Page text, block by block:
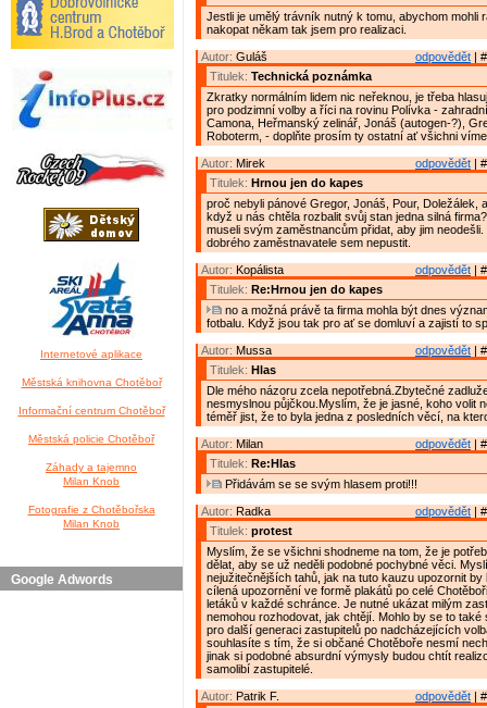
Internetové aplikace
Městská knihovna Chotěboř
Informační centrum Chotěboř
Městská policie Chotěboř
Záhady a tajemno
Milan Knob
Fotografie z Chotěbořska
Milan Knob
Google Adwords
Jestli je umělý trávník nutný k tomu, abychom mohli
nakopat někam tak jsem pro realizaci.
odpovědět |
Autor: Guláš
Titulek: Technická poznámka
Zkratky normálním lidem nic neřeknou, je třeba
pro podzimní volby a říci na rovinu Polívka -
Camona, Heřmanský zelinář, Jonáš (autogen-?),
Roboterm, - doplňte prosím ty ostatní ať všichni
odpovědět |
Autor: Mirek
Titulek: Hrnou jen do kapes
proč nebyli pánové Gregor, Jonáš, Pour, Doležálek,
když u nás chtěla rozbalit svůj stan jedna silná
museli svým zaměstnancům přidat, aby jim neodešli.
dobrého zaměstnavatele sem nepustit.
odpovědět |
Autor: Kopálista
Titulek: Re:Hrnou jen do kapes
no a možná právě ta firma mohla být dnes
fotbalu. Když jsou tak pro ať se domluví a zajistí to
odpovědět |
Autor: Mussa
Titulek: Hlas
Dle mého názoru zcela nepotřebná.Zbytečné
nesmyslnou půjčkou.Myslím, že je jasné, koho volit
téměř jist, že to byla jedna z posledních věcí, na
odpovědět |
Autor: Milan
Titulek: Re:Hlas
Přidávám se se svým hlasem proti!!!
odpovědět |
Autor: Radka
Titulek: protest
Myslím, že se všichni shodneme na tom, že je
dělat, aby se už neděli podobné pochybné věci.
nejužitečnějších tahů, jak na tuto kauzu upozornit
cílená upozornění ve formě plakátů po celé
letáků v každé schránce. Je nutné ukázat milým
nemohou rozhodovat, jak chtějí. Mohlo by se to také
pro další generaci zastupitelů po nadcházejících
souhlasíte s tím, že si občané Chotěboře nesmí
jinak si podobné absurdní výmysly budou chtít
samolibí zastupitelé.
odpovědět |
Autor: Patrik F.